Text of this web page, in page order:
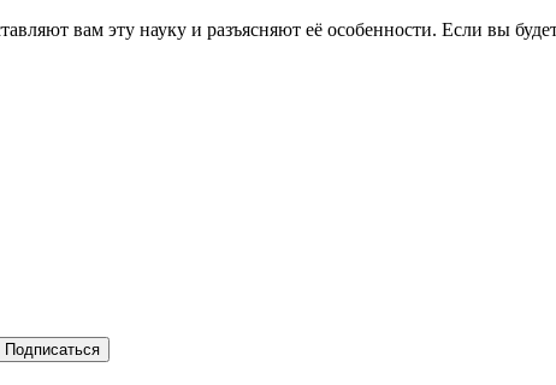
вам эту науку и разъясняют её особенности. Если вы